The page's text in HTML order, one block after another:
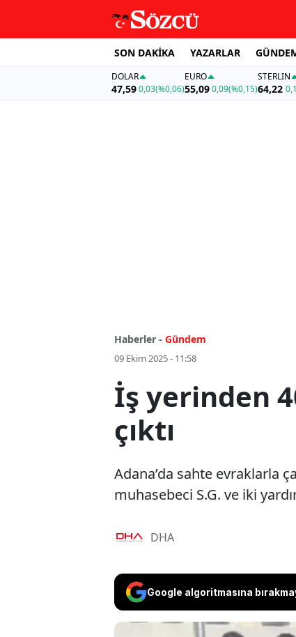
SON DAKİKA YAZARLAR
DOLAR
47,590,03(%0,06)
EURO
55,09 0,09(%0,15)
STERLIN
64,22
Haberler - Gündem
09 Ekim 2025 - 11:58
İş yerinden
çıktı
Adana’da sahte evraklarla
muhasebeci S.G. ve iki
DHA
Google algoritmasına